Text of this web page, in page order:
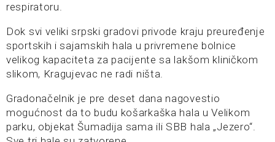
respiratoru.
Dok svi veliki srpski gradovi privode kraju preuređenje
sportskih i sajamskih hala u privremene bolnice
velikog kapaciteta za pacijente sa lakšom kliničkom
slikom, Kragujevac ne radi ništa.
Gradonačelnik je pre deset dana nagovestio
mogućnost da to budu košarkaška hala u Velikom
parku, objekat Šumadija sama ili SBB hala „Jezero“.